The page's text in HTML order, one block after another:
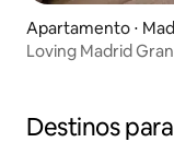
Apartamento ⋅
Loving Madrid
Destinos